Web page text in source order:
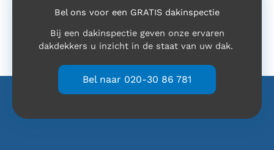
Bel ons voor een GRATIS dakinspectie
Bij een dakinspectie geven onze ervaren
dakdekkers u inzicht in de staat van uw dak.
Bel naar 020-30 86 781